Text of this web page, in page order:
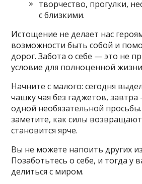
творчество, прогулки,
с близкими.
Истощение не делает нас
возможности быть собой и
дорог. Забота о себе — это не
условие для полноценной
Начните с малого: сегодня
чашку чая без гаджетов,
одной необязательной
заметите, как силы
становится ярче.
Вы не можете напоить других
Позаботьтесь о себе, и тогда у
делиться с миром.